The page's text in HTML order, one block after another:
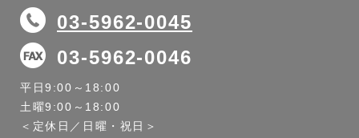
03-5962-0045
03-5962-0046
平日9:00～18:00
土曜9:00～18:00
＜定休日／日曜・祝日＞